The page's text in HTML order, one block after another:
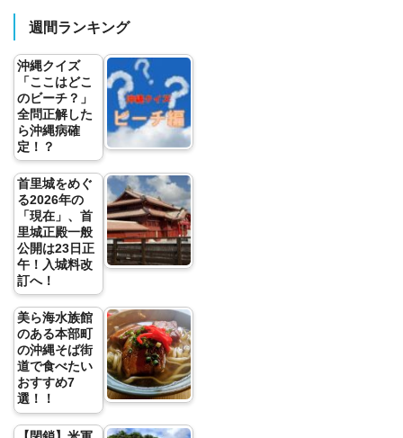
週間ランキング
沖縄クイズ
「ここはどこ
のビーチ？」
全問正解した
ら沖縄病確
定！？
首里城をめぐ
る2026年の
「現在」、首
里城正殿一般
公開は23日正
午！入城料改
訂へ！
美ら海水族館
のある本部町
の沖縄そば街
道で食べたい
おすすめ7
選！！